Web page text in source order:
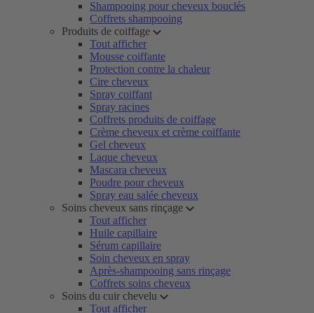
Shampooing pour cheveux bouclés
Coffrets shampooing
Produits de coiffage
Tout afficher
Mousse coiffante
Protection contre la chaleur
Cire cheveux
Spray coiffant
Spray racines
Coffrets produits de coiffage
Crème cheveux et crème coiffante
Gel cheveux
Laque cheveux
Mascara cheveux
Poudre pour cheveux
Spray eau salée cheveux
Soins cheveux sans rinçage
Tout afficher
Huile capillaire
Sérum capillaire
Soin cheveux en spray
Après-shampooing sans rinçage
Coffrets soins cheveux
Soins du cuir chevelu
Tout afficher